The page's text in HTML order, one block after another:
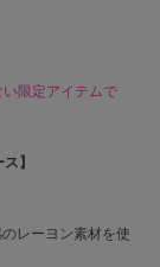
限定アイテムで
】
レーヨン素材を使